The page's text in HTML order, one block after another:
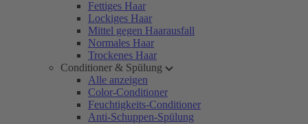
Fettiges Haar
Lockiges Haar
Mittel gegen Haarausfall
Normales Haar
Trockenes Haar
Conditioner & Spülung
Alle anzeigen
Color-Conditioner
Feuchtigkeits-Conditioner
Anti-Schuppen-Spülung